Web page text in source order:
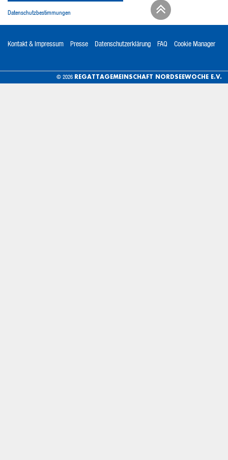
Datenschutzbestimmungen
Kontakt & Impressum Presse Datenschutzerklärung FAQ Cookie Manager
© 2026 REGATTAGEMEINSCHAFT NORDSEEWOCHE E.V.